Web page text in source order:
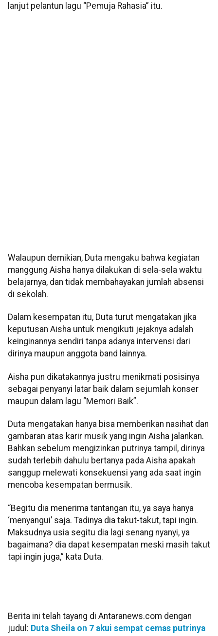
lanjut pelantun lagu “Pemuja Rahasia” itu.
Walaupun demikian, Duta mengaku bahwa kegiatan
manggung Aisha hanya dilakukan di sela-sela waktu
belajarnya, dan tidak membahayakan jumlah absensi
di sekolah.
Dalam kesempatan itu, Duta turut mengatakan jika
keputusan Aisha untuk mengikuti jejaknya adalah
keinginannya sendiri tanpa adanya intervensi dari
dirinya maupun anggota band lainnya.
Aisha pun dikatakannya justru menikmati posisinya
sebagai penyanyi latar baik dalam sejumlah konser
maupun dalam lagu “Memori Baik”.
Duta mengatakan hanya bisa memberikan nasihat dan
gambaran atas karir musik yang ingin Aisha jalankan.
Bahkan sebelum mengizinkan putrinya tampil, dirinya
sudah terlebih dahulu bertanya pada Aisha apakah
sanggup melewati konsekuensi yang ada saat ingin
mencoba kesempatan bermusik.
“Begitu dia menerima tantangan itu, ya saya hanya
‘menyangui’ saja. Tadinya dia takut-takut, tapi ingin.
Maksudnya usia segitu dia lagi senang nyanyi, ya
bagaimana? dia dapat kesempatan meski masih takut
tapi ingin juga,” kata Duta.
Berita ini telah tayang di Antaranews.com dengan
judul: Duta Sheila on 7 akui sempat cemas putrinya